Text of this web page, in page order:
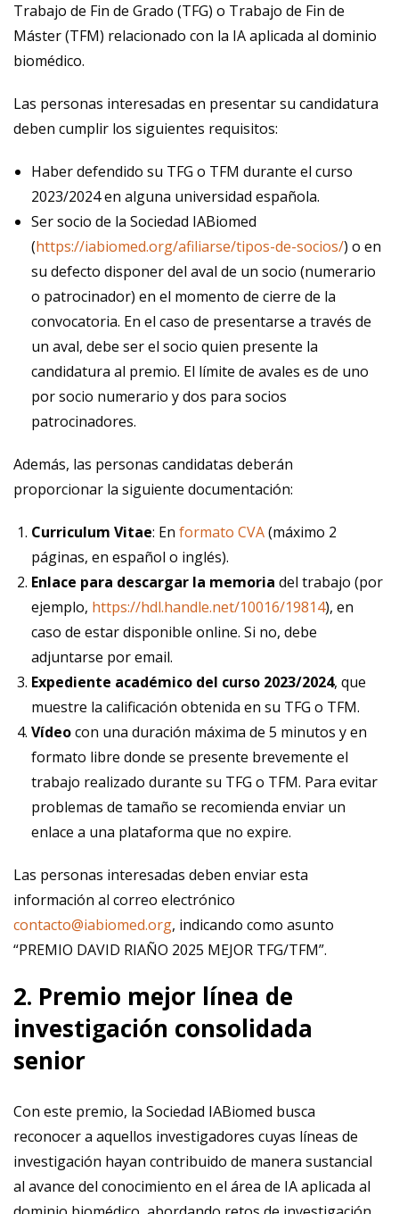
Trabajo de Fin de Grado (TFG) o Trabajo de Fin de
Máster (TFM) relacionado con la IA aplicada al dominio
biomédico.
Las personas interesadas en presentar su candidatura
deben cumplir los siguientes requisitos:
Haber defendido su TFG o TFM durante el curso
2023/2024 en alguna universidad española.
Ser socio de la Sociedad IABiomed
(https://iabiomed.org/afiliarse/tipos-de-socios/) o en
su defecto disponer del aval de un socio (numerario
o patrocinador) en el momento de cierre de la
convocatoria. En el caso de presentarse a través de
un aval, debe ser el socio quien presente la
candidatura al premio. El límite de avales es de uno
por socio numerario y dos para socios
patrocinadores.
Además, las personas candidatas deberán
proporcionar la siguiente documentación:
Curriculum Vitae: En formato CVA(máximo 2
páginas, en español o inglés).
Enlace para descargar la memoria del trabajo (por
ejemplo, https://hdl.handle.net/10016/19814), en
caso de estar disponible online. Si no, debe
adjuntarse por email.
Expediente académico del curso 2023/2024, que
muestre la calificación obtenida en su TFG o TFM.
Vídeocon una duración máxima de 5 minutos y en
formato libre donde se presente brevemente el
trabajo realizado durante su TFG o TFM. Para evitar
problemas de tamaño se recomienda enviar un
enlace a una plataforma que no expire.
Las personas interesadas deben enviar esta
información al correo electrónico
contacto@iabiomed.org, indicando como asunto
“PREMIO DAVID RIAÑO 2025 MEJOR TFG/TFM”.
2. Premio mejor línea de
investigación consolidada
senior
Con este premio, la Sociedad IABiomed busca
reconocer a aquellos investigadores cuyas líneas de
investigación hayan contribuido de manera sustancial
al avance del conocimiento en el área de IA aplicada al